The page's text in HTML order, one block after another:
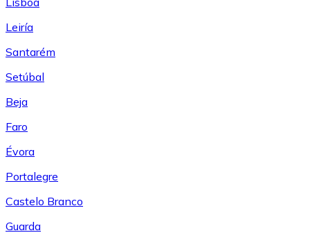
Leiría
Santarém
Setúbal
Beja
Faro
Évora
Portalegre
Castelo Branco
Guarda